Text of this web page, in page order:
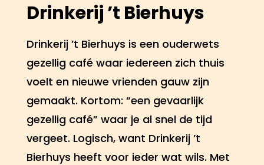
Drinkerij ’t Bierhuys
Drinkerij ’t Bierhuys is een ouderwets
gezellig café waar iedereen zich thuis
voelt en nieuwe vrienden gauw zijn
gemaakt. Kortom: “een gevaarlijk
gezellig café” waar je al snel de tijd
vergeet. Logisch, want Drinkerij ’t
Bierhuys heeft voor ieder wat wils. Met